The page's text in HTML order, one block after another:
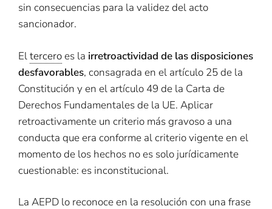
sin consecuencias para la validez del acto
sancionador.
Elterceroes la irretroactividad de las disposiciones
desfavorables, consagrada en el artículo 25 de la
Constitución y en el artículo 49 de la Carta de
Derechos Fundamentales de la UE. Aplicar
retroactivamente un criterio más gravoso a una
conducta que era conforme al criterio vigente en el
momento de los hechos no es solo jurídicamente
cuestionable: es inconstitucional.
La AEPD lo reconoce en la resolución con una frase